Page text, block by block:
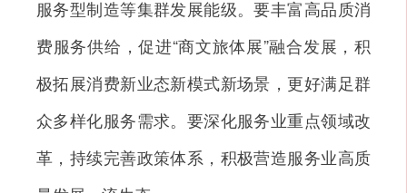
服务型制造等集群发展能级。要丰富高品质消
费服务供给，促进“商文旅体展”融合发展，积
极拓展消费新业态新模式新场景，更好满足群
众多样化服务需求。要深化服务业重点领域改
革，持续完善政策体系，积极营造服务业高质